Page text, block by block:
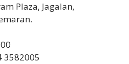
Plaza, Jagalan,
3582005